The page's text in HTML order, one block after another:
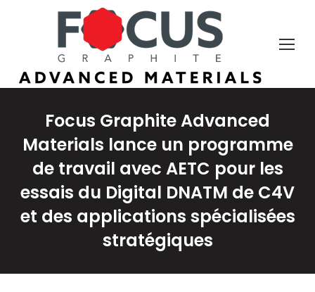
Focus Graphite Advanced
Materials lance un programme
de travail avec AETC pour les
essais du Digital DNATM de C4V
et des applications spécialisées
stratégiques